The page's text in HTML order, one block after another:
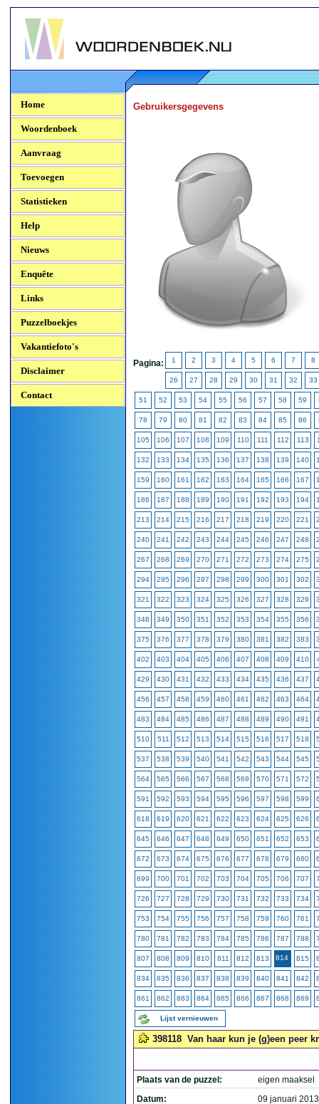
Woordenboek.NU
Home
Woordenboek
Aanvraag
Toevoegen
Statistieken
Help
Nieuws
Enquête
Links
Puzzelboekjes
Vakantiefoto's
Disclaimer
Contact
Gebruikersgegevens
Pagina: 1 2 3 4 5 6 7 8
26 27 28 29 30 31 32 33
51 52 53 54 55 56 57 58 59
78 79 80 81 82 83 84 85 86
105 106 107 108 109 110 111 112 113
132 133 134 135 136 137 138 139 140
159 160 161 162 163 164 165 166 167
186 187 188 189 190 191 192 193 194
213 214 215 216 217 218 219 220 221
240 241 242 243 244 245 246 247 248
267 268 269 270 271 272 273 274 275
294 295 296 297 298 299 300 301 302
321 322 323 324 325 326 327 328 329
348 349 350 351 352 353 354 355 356
375 376 377 378 379 380 381 382 383
402 403 404 405 406 407 408 409 410
429 430 431 432 433 434 435 436 437
456 457 458 459 460 461 462 463 464
483 484 485 486 487 488 489 490 491
510 511 512 513 514 515 516 517 518
537 538 539 540 541 542 543 544 545
564 565 566 567 568 569 570 571 572
591 592 593 594 595 596 597 598 599
618 619 620 621 622 623 624 625 626
645 646 647 648 649 650 651 652 653
672 673 674 675 676 677 678 679 680
699 700 701 702 703 704 705 706 707
726 727 728 729 730 731 732 733 734
753 754 755 756 757 758 759 760 761
780 781 782 783 784 785 786 787 788
807 808 809 810 811 812 813 814 815
834 835 836 837 838 839 840 841 842
861 862 863 864 865 866 867 868 869
Lijst vernieuwen
398118 Van haar kun je (g)een peer
Plaats van de puzzel:
eigen maaksel
Datum:
09 januari